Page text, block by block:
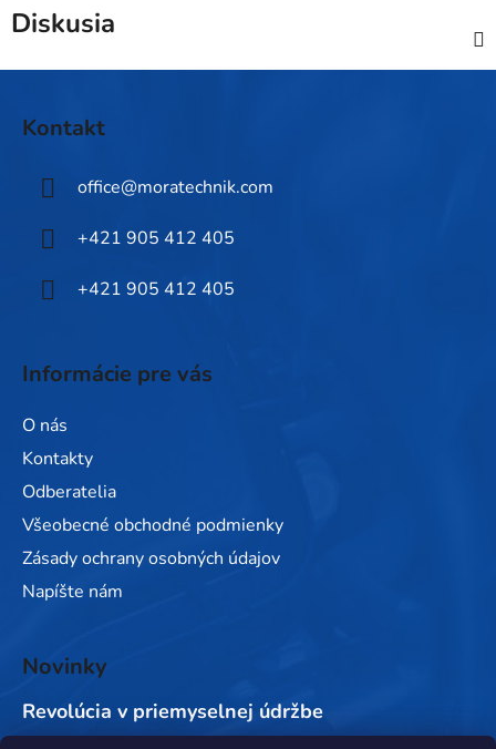
Diskusia
Kontakt
office@moratechnik.com
+421 905 412 405
+421 905 412 405
Informácie pre vás
O nás
Kontakty
Odberatelia
Všeobecné obchodné podmienky
Zásady ochrany osobných údajov
Napíšte nám
Novinky
Revolúcia v priemyselnej údržbe